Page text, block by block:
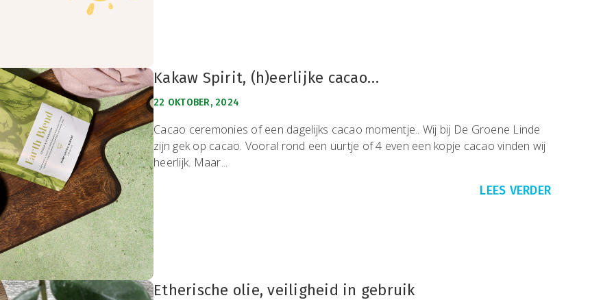
Kakaw Spirit, (h)eerlijke cacao…
22 OKTOBER, 2024
Cacao ceremonies of een dagelijks cacao momentje.. Wij bij De Groene Linde
zijn gek op cacao. Vooral rond een uurtje of 4 even een kopje cacao vinden wij
heerlijk. Maar...
LEES VERDER
Etherische olie, veiligheid in gebruik